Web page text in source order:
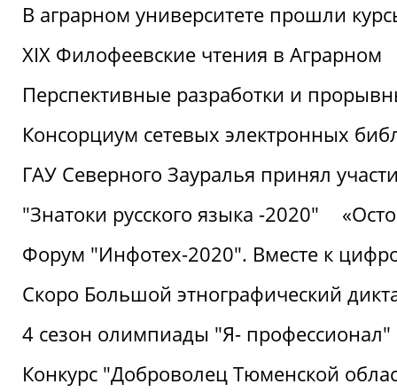
В аграрном университете прошли
XIX Филофеевские чтения в Аграрном
Перспективные разработки и
Консорциум сетевых электронных
ГАУ Северного Зауралья принял
"Знатоки русского языка -2020"
Форум "Инфотех-2020". Вместе к
Скоро Большой этнографический
4 сезон олимпиады "Я- профессионал"
Конкурс "Доброволец Тюменской